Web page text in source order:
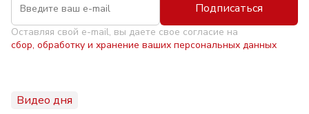
Подписаться
Оставляя свой e-mail, вы даете свое согласие на
сбор, обработку и хранение ваших персональных данных
Видео дня